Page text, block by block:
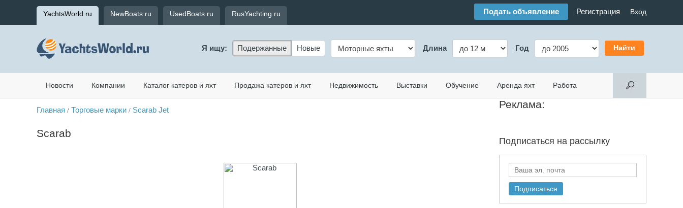
YachtsWorld.ru NewBoats.ru UsedBoats.ru RusYachting.ru Подать объявление Регистрация Вход
Я ищу: Подержанные Новые Длина Год
Новости Компании Каталог катеров и яхт Продажа катеров и яхт Недвижимость Выставки Обучение Аренда яхт Работа
Главная / Торговые марки / Scarab Jet
Scarab
Реклама:
Подписаться на рассылку